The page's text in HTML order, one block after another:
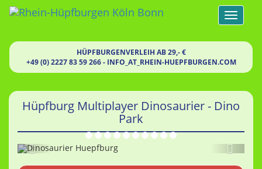
Toggle
HÜPFBURGENVERLEIH AB 29,- €
+49 (0) 2227 83 59 266- INFO _AT_ RHEIN-HUEPFBURGEN.COM
Hüpfburg Multiplayer Dinosaurier - Dino
Park
Zurück Weiter